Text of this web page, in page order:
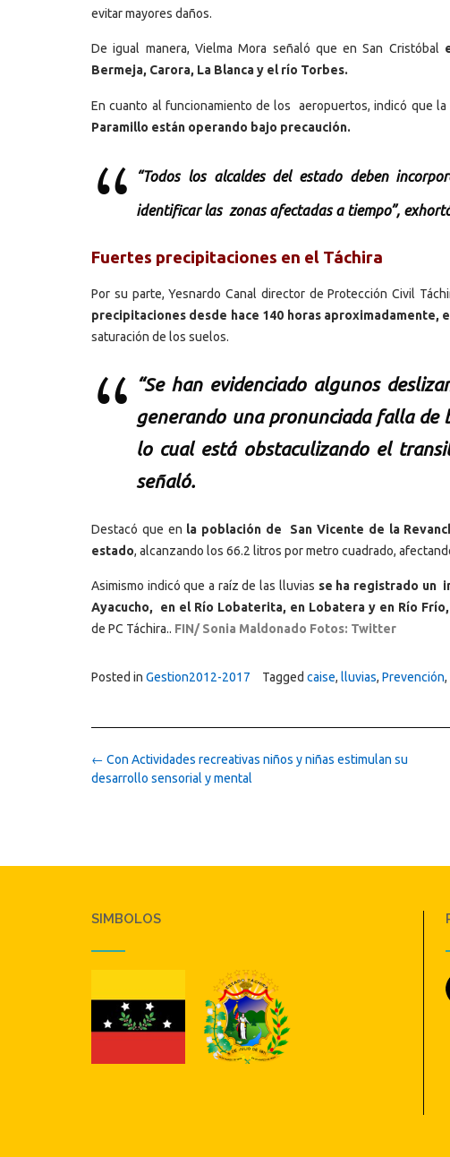
evitar mayores daños.
De igual manera, Vielma Mora señaló que en San Cristóbal
Bermeja, Carora, La Blanca y el río Torbes.
En cuanto al funcionamiento de los aeropuertos, indicó que la
Paramillo están operando bajo precaución.
“Todos los alcaldes del estado deben
identificar las zonas afectadas a tiempo”,
Fuertes precipitaciones en el Táchira
Por su parte, Yesnardo Canal director de Protección Civil
precipitaciones desde hace 140 horas aproximadamente,
saturación de los suelos.
“Se han evidenciado algunos
generando una pronunciada falla
lo cual está obstaculizando el
señaló.
Destacó que en la población de San Vicente de la
estado, alcanzando los 66.2 litros por metro cuadrado,
Asimismo indicó que a raíz de las lluvias se ha registrado un
Ayacucho, en el Río Lobaterita, en Lobatera y en Río
de PC Táchira.. FIN/ Sonia Maldonado Fotos: Twitter
Posted in Gestion2012-2017 Tagged caise, lluvias, Prevención,
Post
navigation
← Con Actividades recreativas niños y niñas estimulan su
desarrollo sensorial y mental
SIMBOLOS